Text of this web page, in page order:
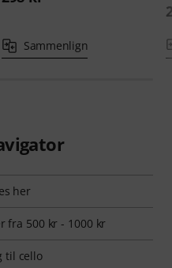
Sammenlign
her
fra 500 kr - 1000 kr
til cello